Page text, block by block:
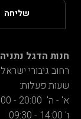
חנות הדגל נתניה
רחוב גיבורי ישראל 10, נתניה
שעות פעלות:
א' - ה' 20:00 - 10:00
ו' 14:00 - 09:30